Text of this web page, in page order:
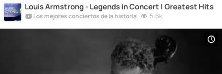
Louis Armstrong - Legends in Concert | Greatest Hits
Los mejores conciertos de la historia 5.6k